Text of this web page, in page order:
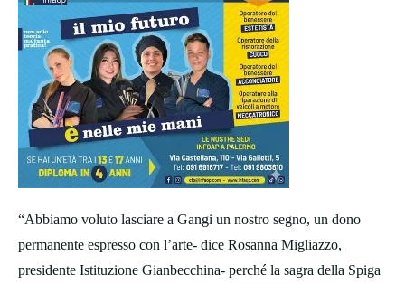
“Abbiamo voluto lasciare a Gangi un nostro segno, un dono
permanente espresso con l’arte- dice Rosanna Migliazzo,
presidente Istituzione Gianbecchina- perché la sagra della Spiga